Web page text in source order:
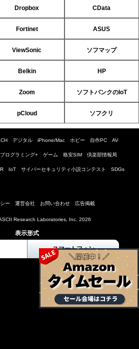
Dropbox CData
Fortinet ASUS
ViewSonic ソフマップ
Belkin HP
Zoom ソフトバンクのIoT
pCloud ソフクリ
デジタル iPhone/Mac ホビー 自作PC AV
プログラミング+ ゲーム 格安SIM 倶楽部情報局
IoT サイバーセキュリティ小説コンテスト SDGs
ー 運営会社 お問い合わせ 広告掲載
Research Laboratories, Inc. 2026
表示形式
スマートフォン